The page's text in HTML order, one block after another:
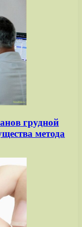
грудной
метода